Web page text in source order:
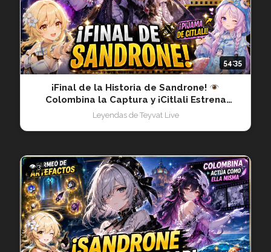
54:35
¡Final de la Historia de Sandrone!
Colombina la Captura y ¡Citlali Estrena
Pijama! | 20260705
Leyendas de Teyvat Live
👁 3